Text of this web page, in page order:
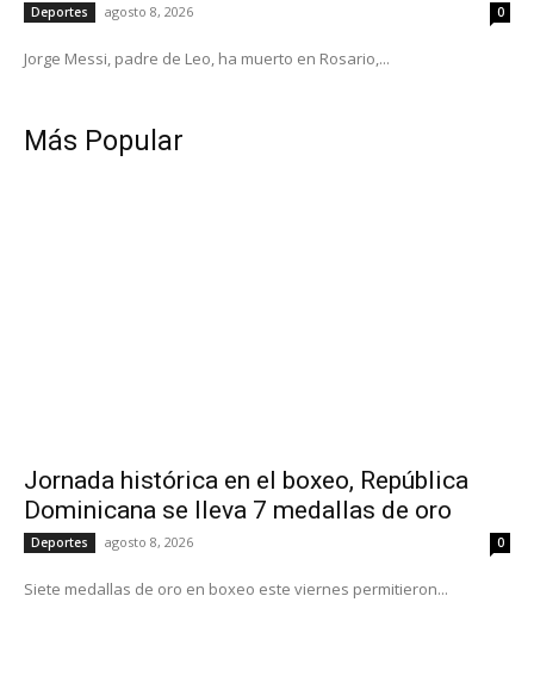
Deportes agosto 8, 2026 0
Jorge Messi, padre de Leo, ha muerto en Rosario,...
Más Popular
Jornada histórica en el boxeo, República
Dominicana se lleva 7 medallas de oro
Deportes agosto 8, 2026 0
Siete medallas de oro en boxeo este viernes permitieron...